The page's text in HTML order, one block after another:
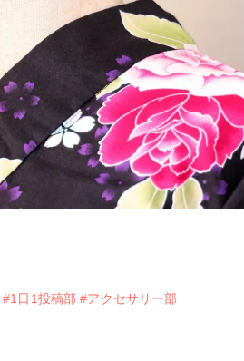
#1日1投稿部 #アクセサリー部